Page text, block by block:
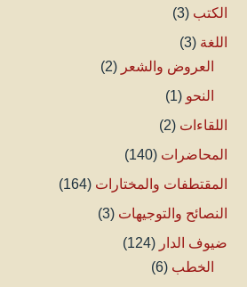
الكتب (3)
اللغة (3)
العروض والشعر (2)
النحو (1)
اللقاءات (2)
المحاضرات (140)
المقتطفات والمختارات (164)
النصائح والتوجيهات (3)
ضيوف الدار (124)
الخطب (6)